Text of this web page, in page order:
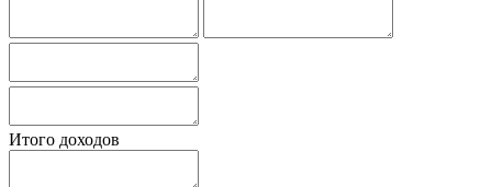
Итого доходов